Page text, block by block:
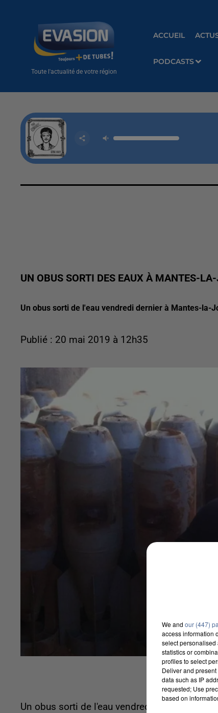
Toute l'actualité de votre région
ACCUEIL
PODCASTS
UN OBUS SORTI DES EAUX À MANTES-
Un obus sorti de l'eau vendredi dernier à Mantes-la-
Publié : 20 mai 2019 à 12h35
Un obus sorti de l'eau vendredi dernier à
We and our (447)
access information
select personalised
statistics or
profiles to select
Deliver and
data such as IP
requested; Use
based on